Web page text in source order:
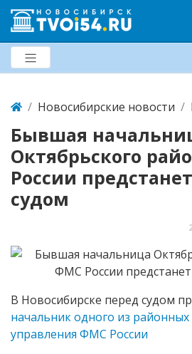
Новосибирские новости
Бывшая
Октябрьского
России
судом
В Новосибирске перед судом
начальник одного из
управления ФМС России